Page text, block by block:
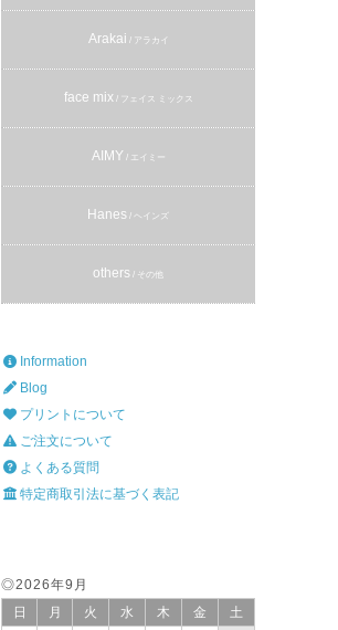
Arakai / アラカイ
face mix/ フェイス ミックス
AIMY / エイミー
Hanes / ヘインズ
others / その他
Information
Blog
プリントについて
ご注文について
よくある質問
特定商取引法に基づく表記
◎2026年9月
日
月 火 水 木 金
土